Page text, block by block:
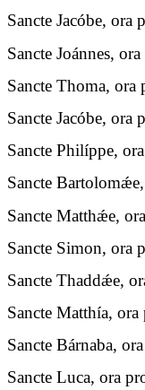
Sancte Jacóbe, ora
Sancte Joánnes,
Sancte Thoma, ora
Sancte Jacóbe, ora
Sancte Philíppe,
Sancte
Sancte Matthǽe,
Sancte Simon, ora
Sancte Thaddǽe,
Sancte Matthía,
Sancte Bárnaba,
Sancte Luca, ora